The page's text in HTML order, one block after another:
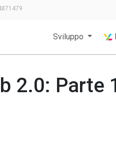
Sviluppo
2.0: Parte